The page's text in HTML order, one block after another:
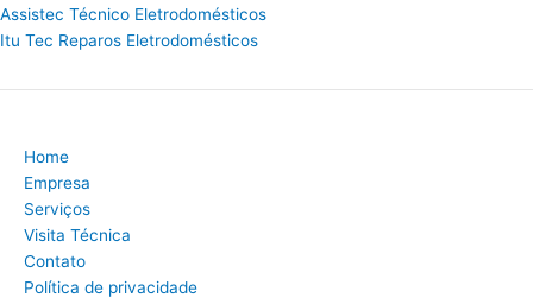
Assistec Técnico Eletrodomésticos
Itu Tec Reparos Eletrodomésticos
Home
Empresa
Serviços
Visita Técnica
Contato
Política de privacidade